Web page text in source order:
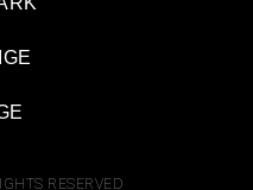
RESERVED